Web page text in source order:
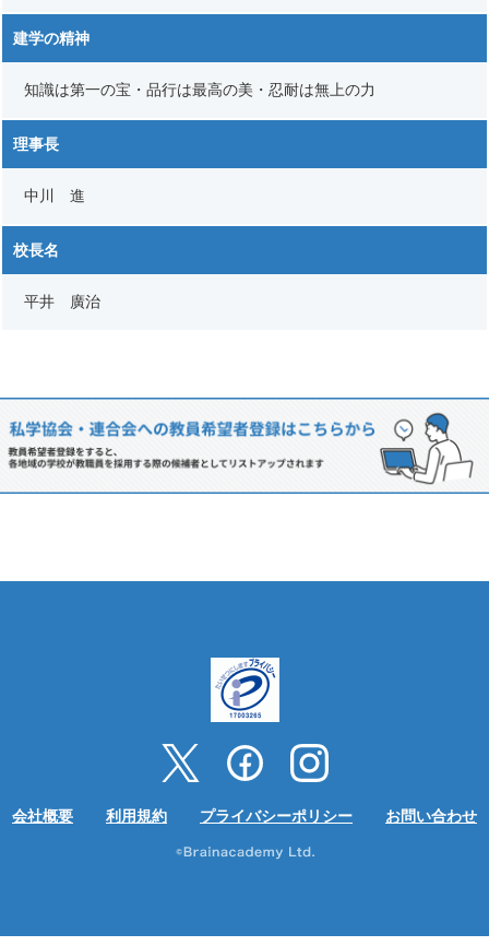
建学の精神
知識は第一の宝・品行は最高の美・忍耐は無上の力
理事長
中川 進
校長名
平井 廣治
会社概要 利用規約 プライバシーポリシー お問い合わせ